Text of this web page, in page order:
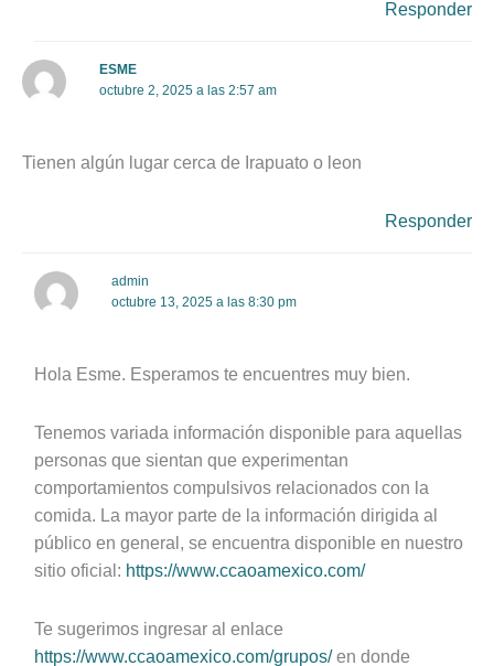
Responder
ESME
octubre 2, 2025 a las 2:57 am
Tienen algún lugar cerca de Irapuato o leon
Responder
admin
octubre 13, 2025 a las 8:30 pm
Hola Esme. Esperamos te encuentres muy bien.
Tenemos variada información disponible para aquellas
personas que sientan que experimentan
comportamientos compulsivos relacionados con la
comida. La mayor parte de la información dirigida al
público en general, se encuentra disponible en nuestro
sitio oficial: https://www.ccaoamexico.com/
Te sugerimos ingresar al enlace
https://www.ccaoamexico.com/grupos/en donde